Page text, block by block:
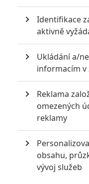
KOMENTÁŘE 17
| 2017-09-21
Danielo5 a co by tam
Identifikace
aktivně
Ukládání a/
informacím v
Reklama
omezených
reklamy
obsahu,
vývoj služeb